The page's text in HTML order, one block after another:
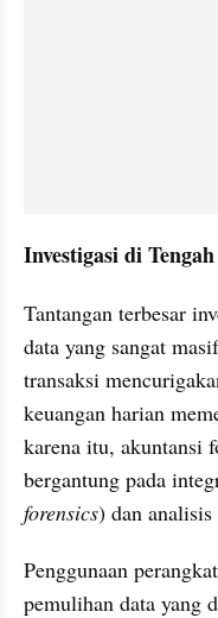
Investigasi di
Tantangan terbesar
data yang sangat
transaksi
keuangan harian
karena itu, akuntansi
bergantung pada
forensics) dan analisis
Penggunaan
pemulihan data yang